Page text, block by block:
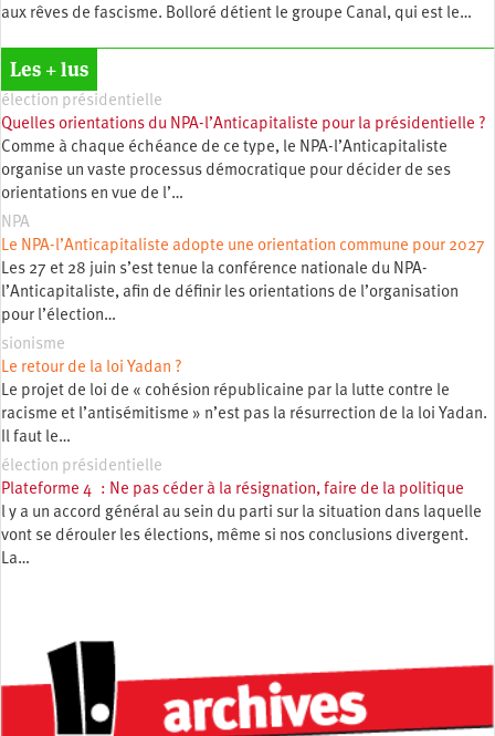
aux rêves de fascisme. Bolloré détient le groupe Canal, qui est le…
Les + lus
élection présidentielle
Quelles orientations du NPA-l’Anticapitaliste pour la présidentielle ?
Comme à chaque échéance de ce type, le NPA-l’Anticapitaliste
organise un vaste processus démocratique pour décider de ses
orientations en vue de l’…
NPA
Le NPA-l’Anticapitaliste adopte une orientation commune pour 2027
Les 27 et 28 juin s’est tenue la conférence nationale du NPA-
l’Anticapitaliste, afin de définir les orientations de l’organisation
pour l’élection…
sionisme
Le retour de la loi Yadan ?
Le projet de loi de « cohésion républicaine par la lutte contre le
racisme et l’antisémitisme » n’est pas la résurrection de la loi Yadan.
Il faut le…
élection présidentielle
Plateforme 4 : Ne pas céder à la résignation, faire de la politique
l y a un accord général au sein du parti sur la situation dans laquelle
vont se dérouler les élections, même si nos conclusions divergent.
La…